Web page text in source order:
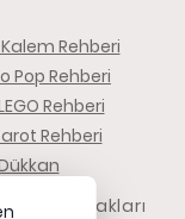
Rehberi
Pop Rehberi
Rehberi
Rehberi
- Tüm hakları